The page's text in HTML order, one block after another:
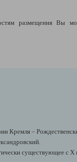
размещения Вы
Кремля –
существующее с X